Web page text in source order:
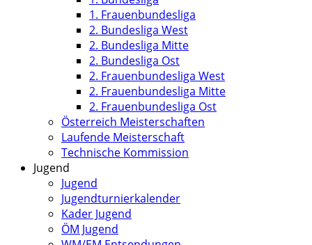
1. Frauenbundesliga
2. Bundesliga West
2. Bundesliga Mitte
2. Bundesliga Ost
2. Frauenbundesliga West
2. Frauenbundesliga Mitte
2. Frauenbundesliga Ost
Österreich Meisterschaften
Laufende Meisterschaft
Technische Kommission
Jugend
Jugend
Jugendturnierkalender
Kader Jugend
ÖM Jugend